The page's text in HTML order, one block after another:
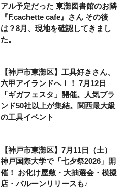
アル予定だった 東灘図書館のお隣
『F.cachette cafe』さん その後
は？8月、現地を確認してきまし
た。
【神戸市東灘区】工具好きさん、
六甲アイランドへ！！ 7月12日
「ギガフェスタ」開催。人気ブラ
ンド50社以上が集結。関西最大級
の工具イベント
【神戸市東灘区】7月11日（土）
神戸国際大学で「七夕祭2026」開
催！ お化け屋敷・大抽選会・模擬
店・バルーンリリースも♪